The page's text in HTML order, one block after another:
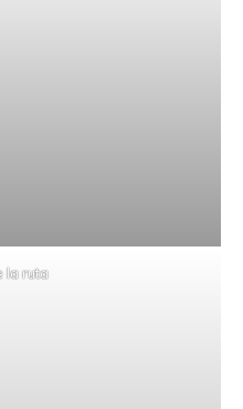
la ruta